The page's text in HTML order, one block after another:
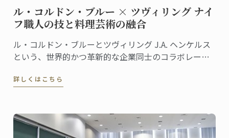
ル・コルドン・ブルー × ツヴィリング ナイ
フ職人の技と料理芸術の融合
ル・コルドン・ブルーとツヴィリング J.A. ヘンケルス
という、世界的かつ革新的な企業同士のコラボレーシ
なナイフ＆ツールキットを誕生させました。
詳しくはこちら